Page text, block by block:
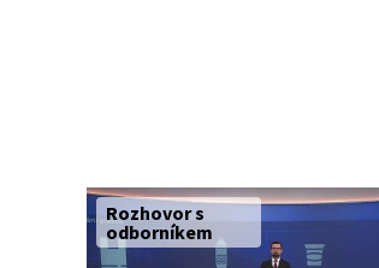
Rozhovor s
odborníkem